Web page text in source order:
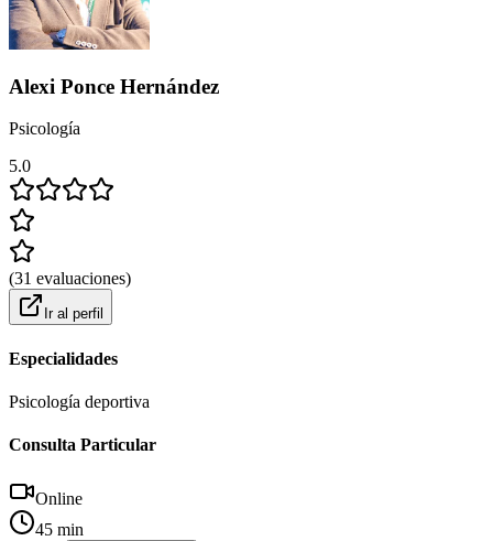
Alexi Ponce Hernández
Psicología
5.0
(31 evaluaciones)
Ir al perfil
Especialidades
Psicología deportiva
Consulta Particular
Online
45 min